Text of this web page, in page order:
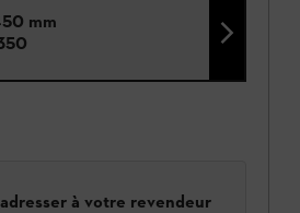
mm
à votre revendeur